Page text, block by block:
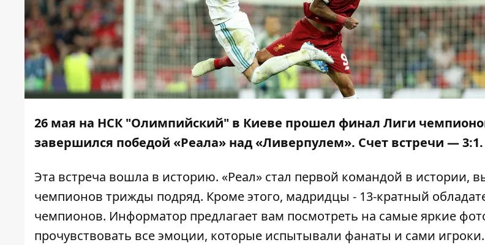
26 мая на НСК "Олимпийский" в Киеве прошел финал Лиги
завершился победой «Реала» над «Ливерпулем». Счет встречи — 3:1.
Эта встреча вошла в историю. «Реал» стал первой командой в истории,
чемпионов трижды подряд. Кроме этого, мадридцы - 13-кратный
чемпионов. Информатор предлагает вам посмотреть на самые яркие
прочувствовать все эмоции, которые испытывали фанаты и сами игроки.